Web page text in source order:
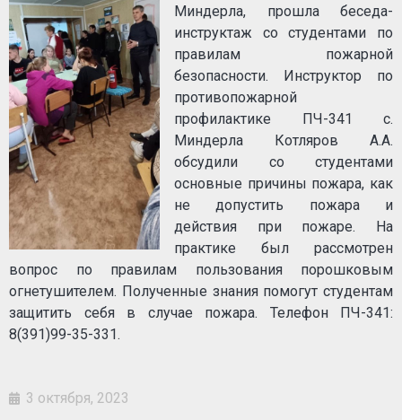
Миндерла, прошла беседа-
инструктаж со студентами по
правилам пожарной
безопасности. Инструктор по
противопожарной
профилактике ПЧ-341 с.
Миндерла Котляров А.А.
обсудили со студентами
основные причины пожара, как
не допустить пожара и
действия при пожаре. На
практике был рассмотрен
вопрос по правилам пользования порошковым
огнетушителем. Полученные знания помогут студентам
защитить себя в случае пожара. Телефон ПЧ-341:
8(391)99-35-331.
3 октября, 2023